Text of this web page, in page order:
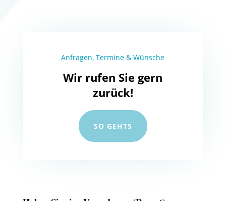
Anfragen, Termine & Wünsche
Wir rufen Sie gern
zurück!
SO GEHTS